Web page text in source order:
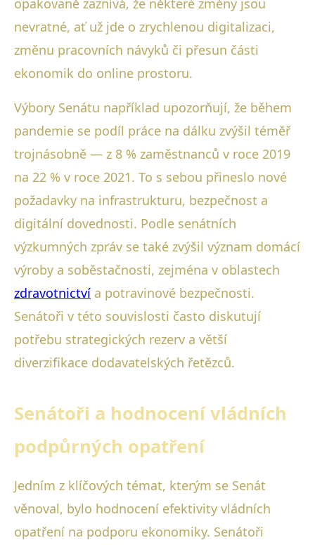
opakovaně zaznívá, že některé změny jsou
nevratné, ať už jde o zrychlenou digitalizaci,
změnu pracovních návyků či přesun části
ekonomik do online prostoru.
Výbory Senátu například upozorňují, že během
pandemie se podíl práce na dálku zvýšil téměř
trojnásobně — z 8 % zaměstnanců v roce 2019
na 22 % v roce 2021. To s sebou přineslo nové
požadavky na infrastrukturu, bezpečnost a
digitální dovednosti. Podle senátních
výzkumných zpráv se také zvýšil význam domácí
výroby a soběstačnosti, zejména v oblastech
zdravotnictví a potravinové bezpečnosti.
Senátoři v této souvislosti často diskutují
potřebu strategických rezerv a větší
diverzifikace dodavatelských řetězců.
Senátoři a hodnocení vládních
podpůrných opatření
Jedním z klíčových témat, kterým se Senát
věnoval, bylo hodnocení efektivity vládních
opatření na podporu ekonomiky. Senátoři